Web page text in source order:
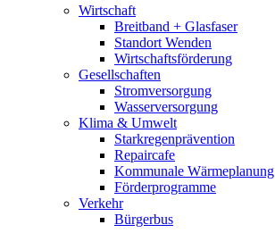
Wirtschaft
Breitband + Glasfaser
Standort Wenden
Wirtschaftsförderung
Gesellschaften
Stromversorgung
Wasserversorgung
Klima & Umwelt
Starkregenprävention
Repaircafe
Kommunale Wärmeplanung
Förderprogramme
Verkehr
Bürgerbus